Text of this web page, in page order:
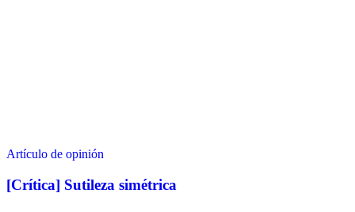
Artículo de opinión
[Crítica] Sutileza simétrica